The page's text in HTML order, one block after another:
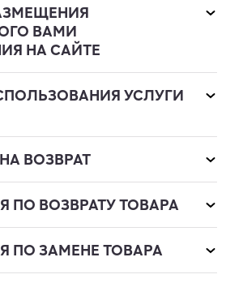
ВАМИ
НА САЙТЕ
УСЛУГИ
ВОЗВРАТ
ПО ВОЗВРАТУ ТОВАРА
ПО ЗАМЕНЕ ТОВАРА